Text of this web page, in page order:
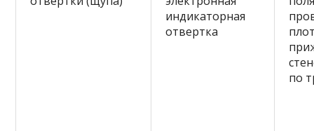
индикаторная
отвертка
по